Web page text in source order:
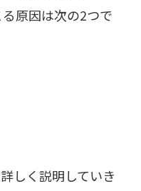
原因は次の2つで
しく説明していき